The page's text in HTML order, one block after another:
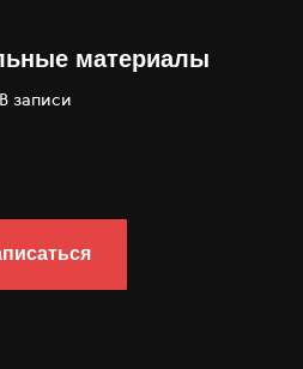
материалы
В записи